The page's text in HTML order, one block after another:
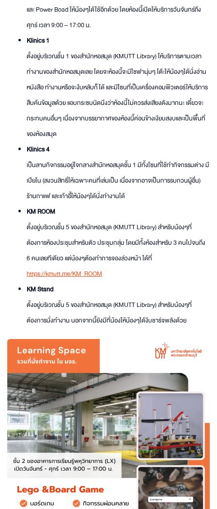
และ Power Boad ให้น้องๆได้ใช้อีกด้วย โดยห้องนี้เปิดให้บริการวันจันทร์ถึง
ศุกร์ เวลา 9:00 – 17:00 น.
Klinics 1
ตั้งอยู่บริเวณชั้น 1 ของสำนักหอสมุด (KMUTT Library) ให้บริการตามเวลา
ทำงานของสำนักหอสมุดเลย โดยจะห้องนี้จะมีโซฟานุ่มๆ โต๊ะให้น้องๆได้นั่งอ่าน
หนังสือ ทำงานหรือจะงีบหลับก็ได้ และมีโซนที่เป็นเครื่องคอมพิวเตอร์ให้บริการ
สืบค้นข้อมูลด้วย แอบกระซบนิดนึงว่าห้องนี้ไม่ควรส่งเสียงดังมากนะ เดี๋ยวจะ
กระทบคนอื่นๆ เนื่องจากบรรยากาศของห้องนี้ค่อนข้างเงียบสงบและเป็นพื้นที่
ของห้องสมุด
Klinics 4
เป็นลานกิจกรรมอยู่ใจกลางสำนักหอสมุดชั้น 1 มีทั้งโซนที่ใช้ทำกิจกรรมต่าง มี
เปียโน (สงวนสิทธิ์ให้เฉพาะคนที่เล่นเป็น เนื่องจากอาจเป็นการรบกวนผู้อื่น)
ร้านกาแฟ และเก้าอี้ให้น้องๆได้นั่งทำงานได้
KM ROOM
ตั้งอยู่บริเวณชั้น 5 ของสำนักหอสมุด (KMUTT Library) สำหรับน้องๆที่
ต้องการห้องประชุมสำหรับติว ประชุมกลุ่ม โดยมีทั้งห้องสำหรับ 3 คนไปจนถึง
6 คนเลยทีเดียว แต่น้องๆต้องทำการจองล่วงหน้า ได้ที่
https://kmutt.me/KM_ROOM
KM Stand
ตั้งอยู่บริเวณชั้น 5 ของสำนักหอสมุด (KMUTT Library) สำหรับน้องๆที่
ต้องการนั่งทำงาน นอกจากนี้ยังมีที่น้องให้น้องๆได้งีบชาร์จพลังด้วย